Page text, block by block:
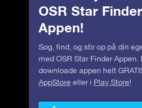
OSR Star Finder
Appen!
Søg, find, og stir op på din
med OSR Star Finder Appen.
downloade appen helt
AppStore eller i Play Store!